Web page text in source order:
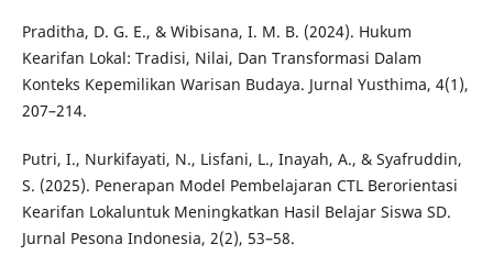
Praditha, D. G. E., & Wibisana, I. M. B. (2024). Hukum
Kearifan Lokal: Tradisi, Nilai, Dan Transformasi Dalam
Konteks Kepemilikan Warisan Budaya. Jurnal Yusthima, 4(1),
207–214.
Putri, I., Nurkifayati, N., Lisfani, L., Inayah, A., & Syafruddin,
S. (2025). Penerapan Model Pembelajaran CTL Berorientasi
Kearifan Lokaluntuk Meningkatkan Hasil Belajar Siswa SD.
Jurnal Pesona Indonesia, 2(2), 53–58.